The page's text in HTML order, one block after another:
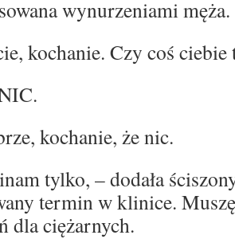
wynurzeniami męża.
kochanie. Czy coś
kochanie, że nic.
tylko, – dodała
termin w klinice.
dla ciężarnych.